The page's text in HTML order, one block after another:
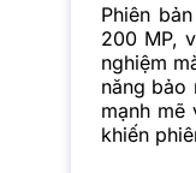
Phiên
200 MP,
nghiệm
năng bảo
mạnh
khiến